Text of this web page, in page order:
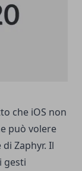
che iOS non
può volere
Zaphyr. Il
gesti